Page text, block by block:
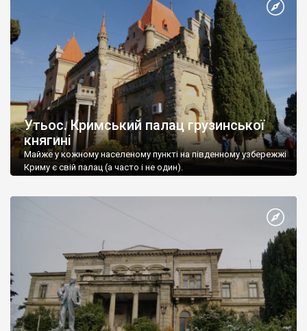
Утьос. Кримський палац грузинської
княгині
Майже у кожному населеному пункті на південному узбережжі
Криму є свій палац (а часто і не один).